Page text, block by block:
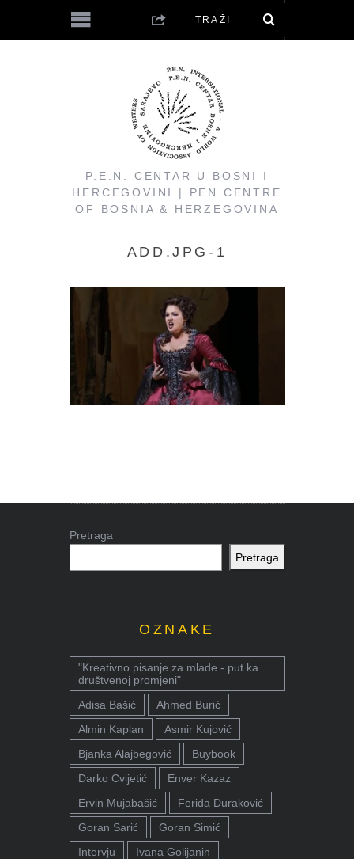
P.E.N. CENTAR U BOSNI I
HERCEGOVINI | PEN CENTRE
OF BOSNIA & HERZEGOVINA
ADD.JPG-1
Pretraga
Pretraga
OZNAKE
"Kreativno pisanje za mlade - put ka
društvenoj promjeni"
Adisa Bašić
Ahmed Burić
Almin Kaplan
Asmir Kujović
Bjanka Alajbegović
Buybook
Darko Cvijetić
Enver Kazaz
Ervin Mujabašić
Ferida Duraković
Goran Sarić
Goran Simić
Intervju
Ivana Golijanin